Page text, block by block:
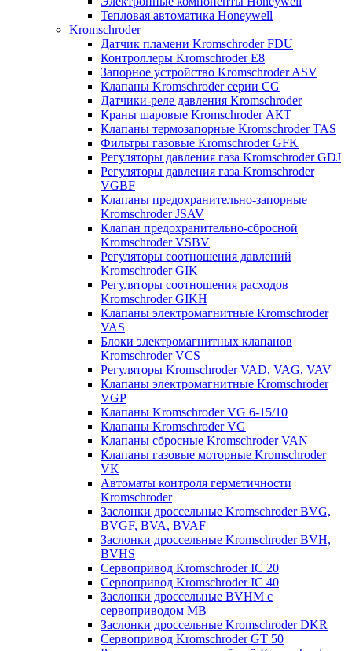
Тепловая автоматика Honeywell
Kromschroder
Датчик пламени Kromschroder FDU
Контроллеры Kromschroder E8
Запорное устройство Kromschroder ASV
Клапаны Kromschroder серии CG
Датчики-реле давления Kromschroder
Краны шаровые Kromschroder АКТ
Клапаны термозапорные Kromschroder TAS
Фильтры газовые Kromschroder GFK
Регуляторы давления газа Kromschroder GDJ
Регуляторы давления газа Kromschroder
VGBF
Клапаны предохранительно-запорные
Kromschroder JSAV
Клапан предохранительно-сбросной
Kromschroder VSBV
Регуляторы соотношения давлений
Kromschroder GIK
Регуляторы соотношения расходов
Kromschroder GIKH
Клапаны электромагнитные Kromschroder
VAS
Блоки электромагнитных клапанов
Kromschroder VCS
Регуляторы Kromschroder VAD, VAG, VAV
Клапаны электромагнитные Kromschroder
VGP
Клапаны Kromschroder VG 6-15/10
Клапаны Kromschroder VG
Клапаны сбросные Kromschroder VAN
Клапаны газовые моторные Kromschroder
VK
Автоматы контроля герметичности
Kromschroder
Заслонки дроссельные Kromschroder BVG,
BVGF, BVA, BVAF
Заслонки дроссельные Kromschroder BVH,
BVHS
Сервопривод Kromschroder IC 20
Сервопривод Kromschroder IC 40
Заслонки дроссельные BVHM с
сервоприводом МВ
Заслонки дроссельные Kromschroder DKR
Cервопривод Kromschroder GT 50